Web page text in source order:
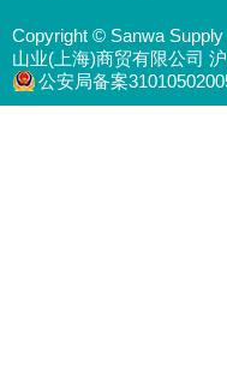
Copyright © Sanwa
山业(上海)商贸有限公司
公安局备案